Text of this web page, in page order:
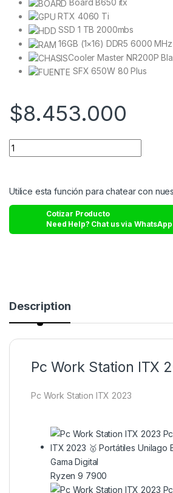
RTX 4060 Ti
SSD 1 TB 2000mbs
16GB (1×16) DDR5 6000 MHz
Cooler Master NR200P
SFX 650W 80 Plus
$8.453.000
Utilice esta función para chatear con
Cotizar Producto
Need Help? Chat us via WhatsApp
Description
Pc Work Station ITX
Pc Work Station ITX 2023
Ryzen 9 7900